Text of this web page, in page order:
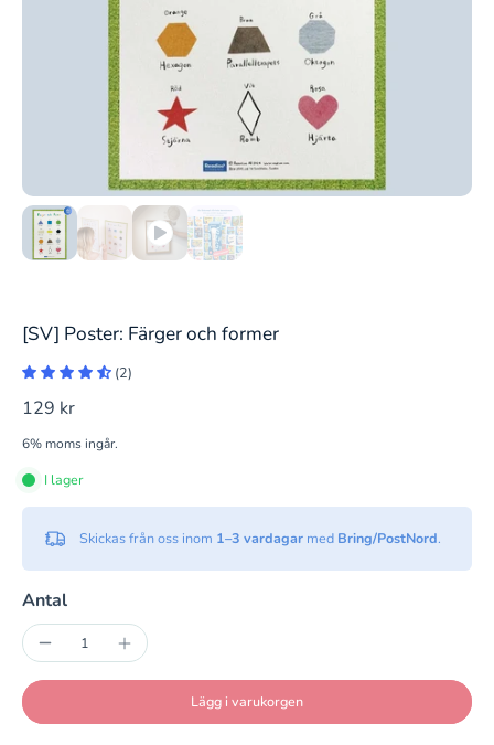
[SV] Poster: Färger och former
(2)
129 kr
6% moms ingår.
I lager
Skickas från oss inom 1–3 vardagar med Bring/PostNord.
Antal
Lägg i varukorgen